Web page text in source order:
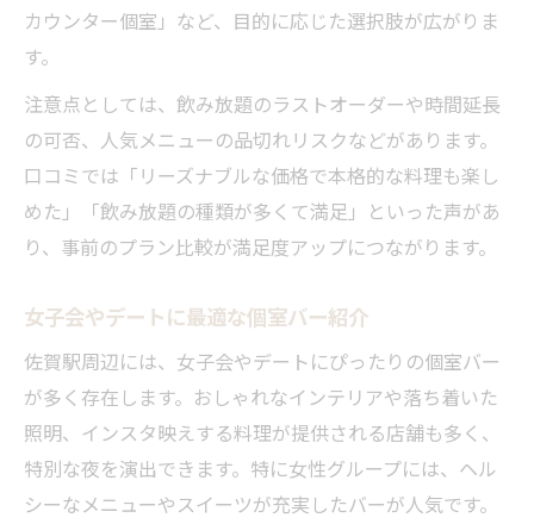
カウンター個室」など、目的に応じた選択肢が広がりま
す。
注意点としては、飲み放題のラストオーダーや時間延長
の可否、人気メニューの品切れリスクなどがあります。
口コミでは「リーズナブルな価格で本格的な料理も楽し
めた」「飲み放題の種類が多くて満足」といった声があ
り、事前のプラン比較が満足度アップにつながります。
女子会やデートに最適な個室バー紹介
佐賀駅周辺には、女子会やデートにぴったりの個室バー
が多く存在します。おしゃれなインテリアや落ち着いた
照明、インスタ映えする料理が提供される店舗も多く、
特別な夜を演出できます。特に女性グループには、ヘル
シーなメニューやスイーツが充実したバーが人気です。